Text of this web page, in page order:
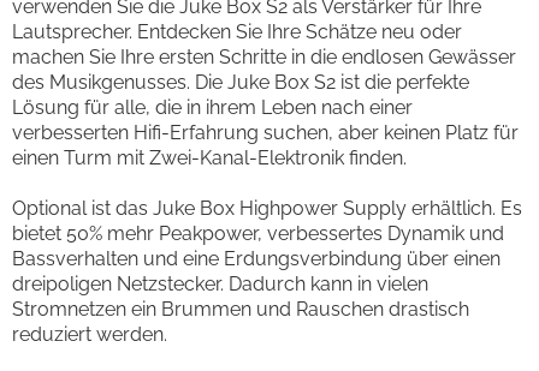
verwenden Sie die Juke Box S2 als Verstärker für Ihre
Lautsprecher. Entdecken Sie Ihre Schätze neu oder
machen Sie Ihre ersten Schritte in die endlosen Gewässer
des Musikgenusses. Die Juke Box S2 ist die perfekte
Lösung für alle, die in ihrem Leben nach einer
verbesserten Hifi-Erfahrung suchen, aber keinen Platz für
einen Turm mit Zwei-Kanal-Elektronik finden.
Optional ist das Juke Box Highpower Supply erhältlich. Es
bietet 50% mehr Peakpower, verbessertes Dynamik und
Bassverhalten und eine Erdungsverbindung über einen
dreipoligen Netzstecker. Dadurch kann in vielen
Stromnetzen ein Brummen und Rauschen drastisch
reduziert werden.